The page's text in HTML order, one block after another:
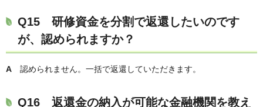
Q15 研修資金を分割で返還したいのです
が、認められますか？
A 認められません。一括で返還していただきます。
Q16 返還金の納入が可能な金融機関を教え